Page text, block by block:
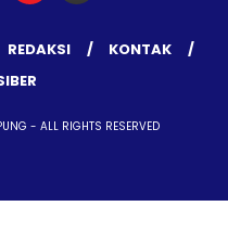
REDAKSI
KONTAK
- ALL RIGHTS RESERVED